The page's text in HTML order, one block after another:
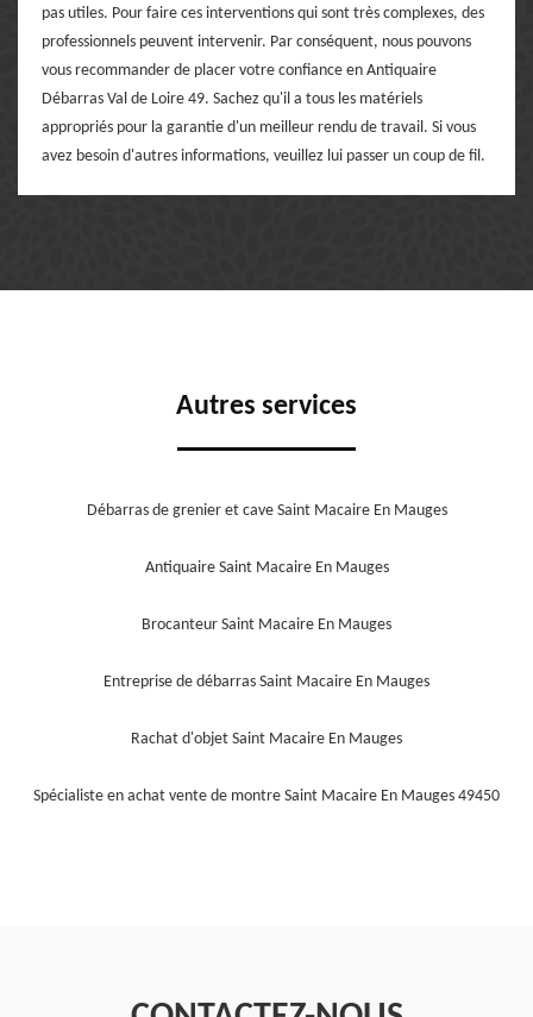
pas utiles. Pour faire ces interventions qui sont très complexes, des
professionnels peuvent intervenir. Par conséquent, nous pouvons
vous recommander de placer votre confiance en Antiquaire
Débarras Val de Loire 49. Sachez qu'il a tous les matériels
appropriés pour la garantie d'un meilleur rendu de travail. Si vous
avez besoin d'autres informations, veuillez lui passer un coup de fil.
Autres services
Débarras de grenier et cave Saint Macaire En Mauges
Antiquaire Saint Macaire En Mauges
Brocanteur Saint Macaire En Mauges
Entreprise de débarras Saint Macaire En Mauges
Rachat d'objet Saint Macaire En Mauges
Spécialiste en achat vente de montre Saint Macaire En Mauges 49450